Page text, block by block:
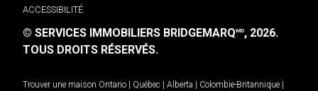
ACCESSIBILITÉ
© SERVICES IMMOBILIERS BRIDGEMARQMD, 2026.
TOUS DROITS RÉSERVÉS.
Trouver une maison Ontario Québec Alberta Colombie-Britannique